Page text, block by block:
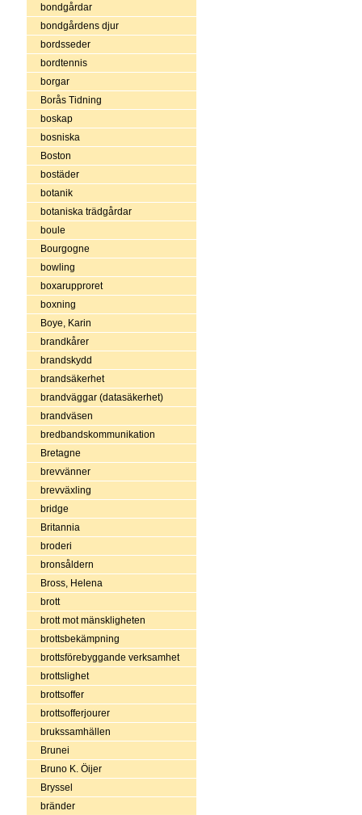
bondgårdar
bondgårdens djur
bordsseder
bordtennis
borgar
Borås Tidning
boskap
bosniska
Boston
bostäder
botanik
botaniska trädgårdar
boule
Bourgogne
bowling
boxarupproret
boxning
Boye, Karin
brandkårer
brandskydd
brandsäkerhet
brandväggar (datasäkerhet)
brandväsen
bredbandskommunikation
Bretagne
brevvänner
brevväxling
bridge
Britannia
broderi
bronsåldern
Bross, Helena
brott
brott mot mänskligheten
brottsbekämpning
brottsförebyggande verksamhet
brottslighet
brottsoffer
brottsofferjourer
brukssamhällen
Brunei
Bruno K. Öijer
Bryssel
bränder